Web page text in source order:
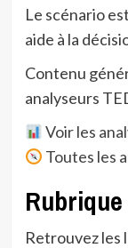
Le scénario
aide à la
Contenu
analyseurs
Voir les
Toutes les
Retrouvez les